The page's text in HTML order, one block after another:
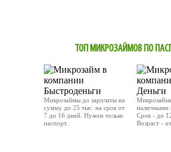
ТОП МИКРОЗАЙМОВ ПО
Микрозаймы до зарплаты на
сумму до 25 тыс. на срок от
7 до 16 дней. Нужен только
паспорт.
наличными
Срок - до
Возраст -